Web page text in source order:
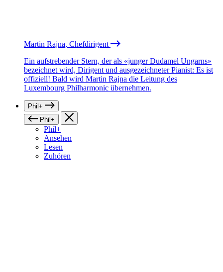
Martin Rajna, Chefdirigent
Ein aufstrebender Stern, der als «junger Dudamel Ungarns»
bezeichnet wird, Dirigent und ausgezeichneter Pianist: Es ist
offiziell! Bald wird Martin Rajna die Leitung des
Luxembourg Philharmonic übernehmen.
Phil+
Phil+
Phil+
Ansehen
Lesen
Zuhören